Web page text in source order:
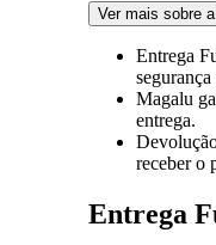
Ver mais sobre
Entrega
Magalu
entrega.
receber o
Entrega